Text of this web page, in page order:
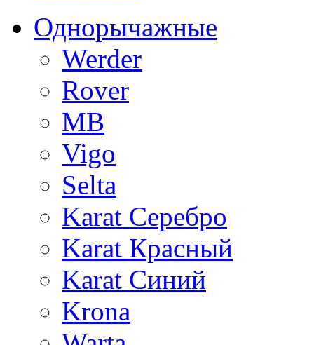
Однорычажные
Werder
Rover
MB
Vigo
Selta
Karat Серебро
Karat Красный
Karat Синий
Krona